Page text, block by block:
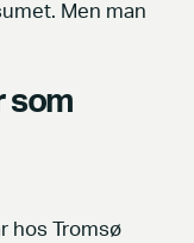
Men man
som
hos Tromsø